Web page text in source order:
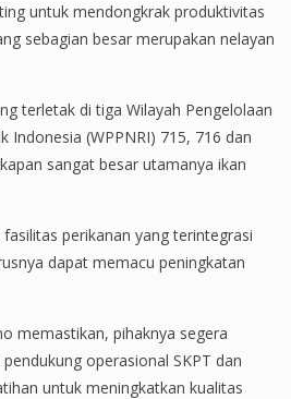
untuk mendongkrak produktivitas
sebagian besar merupakan nelayan
terletak di tiga Wilayah Pengelolaan
Indonesia (WPPNRI) 715, 716 dan
sangat besar utamanya ikan
perikanan yang terintegrasi
dapat memacu peningkatan
memastikan, pihaknya segera
operasional SKPT dan
untuk meningkatkan kualitas